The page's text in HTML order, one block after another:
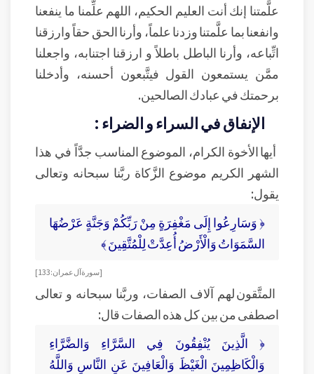
علَّمتنا إنك أنت العليم الحكيم، اللهم علِّمنا ما ينفعنا
وانفعنا بما علَّمتنا وزدنا علماً، وأرنا الحق حقاً وارزقنا
اتِّباعه، وأرنا الباطل باطلاً و ارزقنا اجتنابه، واجعلنا
ممَّن يستمعون القول فيتَّبعون أحسنه، وأدخلنا
برحمتك في عبادك الصالحين.
الإنفاق في السراء و الضراء :
أيها الأخوة الكرام، الموضوع المناسب جدَّاً في هذا
الشهر الكريم موضوع الزَّكاة ربَّنا سبحانه وتعالى
يقول:
﴿ وَسَارِعُوا إِلَى مَغْفِرَةٍ مِنْ رَبِّكُمْ وَجَنَّةٍ عَرْضُهَا
السَّمَوَاتُ وَالْأَرْضُ أُعِدَّتْ لِلْمُتَّقِينَ ﴾
[ سورة آل عمران: 133]
المتَّقون لهم آلاف الصفات، وربَّنا سبحانه و تعالى
اصطفى من بين كل هذه الصفات قال:
﴿ الَّذِينَ يُنْفِقُونَ فِي السَّرَّاءِ وَالضَّرَّاءِ
وَالْكَاظِمِينَ الْغَيْظَ وَالْعَافِينَ عَنِ النَّاسِ وَاللَّهُ